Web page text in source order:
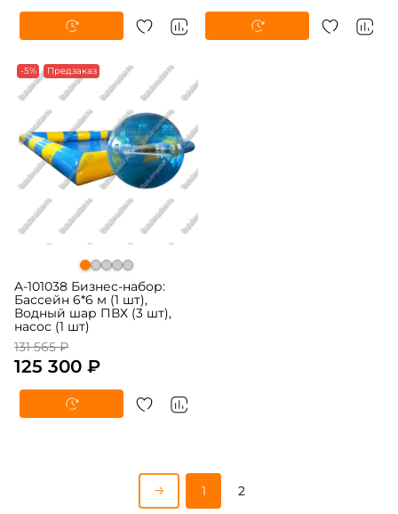
-5% Предзаказ
A-101038 Бизнес-набор:
Бассейн 6*6 м (1 шт),
Водный шар ПВХ (3 шт),
насос (1 шт)
131 565 ₽
125 300 ₽
1 2